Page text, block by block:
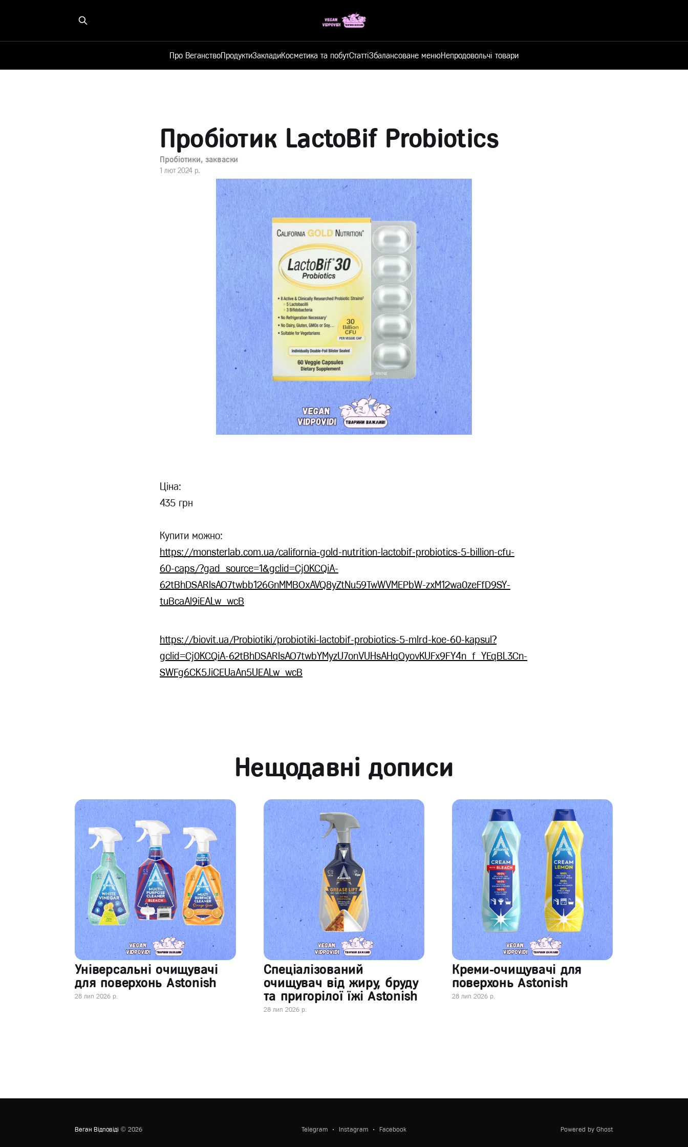
Про ВеганствоПродуктиЗакладиКосметика та побутСтаттіЗбалансоване менюНепродовольчі товари
Пробіотик LactoBif Probiotics
Пробіотики, закваски
1 лют 2024 р.
Ціна:
435 грн
Купити можно:
https://monsterlab.com.ua/california-gold-nutrition-lactobif-probiotics-5-billion-cfu-
60-caps/?gad_source=1&gclid=Cj0KCQiA-
62tBhDSARIsAO7twbb126GnMMBOxAVQ8yZtNu59TwWVMEPbW-zxM12wa0zeFfD9SY-
tuBcaAl9iEALw_wcB
https://biovit.ua/Probiotiki/probiotiki-lactobif-probiotics-5-mlrd-koe-60-kapsul?
gclid=Cj0KCQiA-62tBhDSARIsAO7twbYMyzU7onVUHsAHqOyovKUFx9FY4n_f_YEqBL3Cn-
SWFg6CK5JiCEUaAn5UEALw_wcB
Нещодавні дописи
Універсальні очищувачі
для поверхонь Astonish
28 лип 2026 р.
Спеціалізований
очищувач від жиру, бруду
та пригорілої їжі Astonish
28 лип 2026 р.
Креми-очищувачі для
поверхонь Astonish
28 лип 2026 р.
Веган Відповіді © 2026 Telegram Instagram Facebook Powered by Ghost